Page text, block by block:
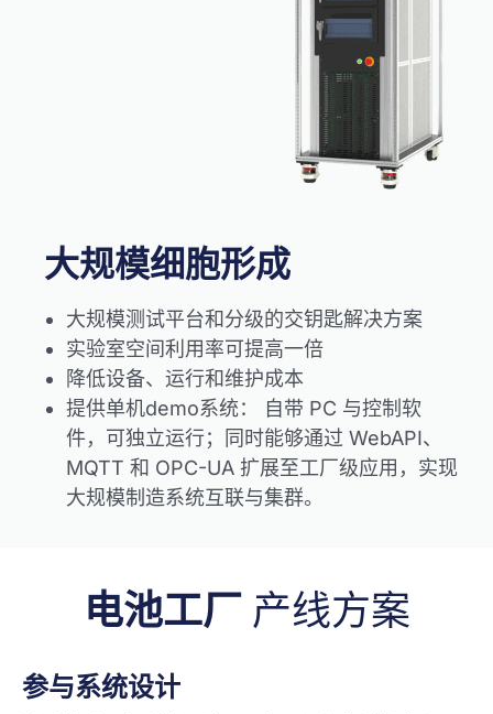
大规模细胞形成
大规模测试平台和分级的交钥匙解决方案
实验室空间利用率可提高一倍
降低设备、运行和维护成本
提供单机demo系统： 自带 PC 与控制软
件，可独立运行；同时能够通过 WebAPI、
MQTT 和 OPC-UA 扩展至工厂级应用，实现
大规模制造系统互联与集群。
电池工厂 产线方案
参与系统设计